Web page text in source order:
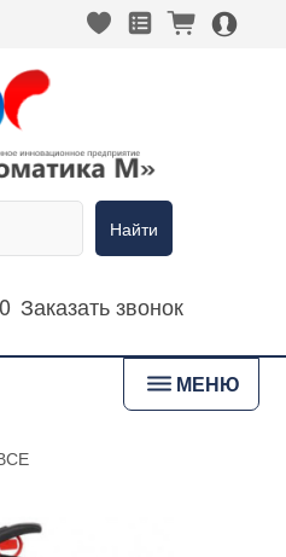
heart_fill square_favorites_fill cart_fill person_alt_circle_fill
Найти
Заказать звонок
bars МЕНЮ